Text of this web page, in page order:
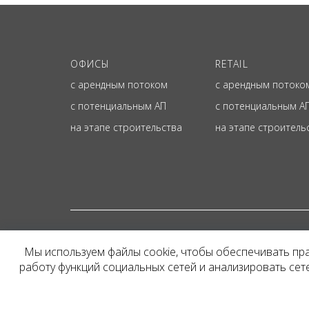
ОФИСЫ
с арендным потоком
с потенциальным АП
на этапе строительства
RETAIL
с арендным
с потенциальным
на этапе
Представленная на
и не является
Мы используем файлы cookie, чтобы обеспечивать
работу функций социальных сетей и анализировать